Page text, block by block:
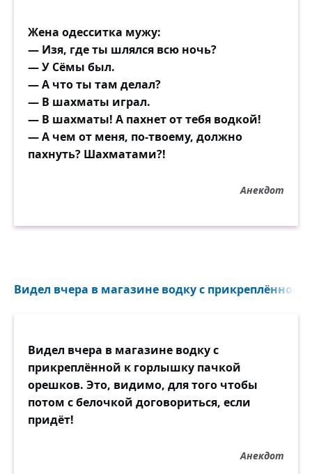
Жена одесситка мужу:
— Изя, где ты шлялся всю ночь?
— У Сёмы был.
— А что ты там делал?
— В шахматы играл.
— В шахматы! А пахнет от тебя водкой!
— А чем от меня, по-твоему, должно
пахнуть? Шахматами?!
Анекдот
Видел вчера в магазине водку с
Видел вчера в магазине водку с
прикреплённой к горлышку пачкой
орешков. Это, видимо, для того чтобы
потом с белочкой договориться, если
придёт!
Анекдот